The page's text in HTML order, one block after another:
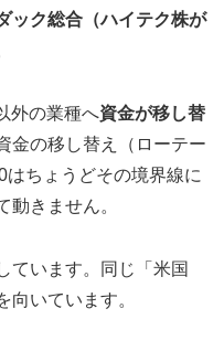
ック総合（ハイテク株が
外の業種へ資金が移し替
金の移し替え（ローテー
ちょうどその境界線に
動きません。
ています。同じ「米国
向いています。